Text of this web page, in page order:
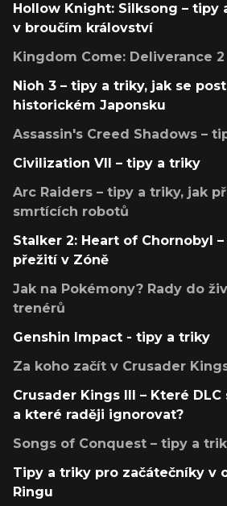
Hollow Knight: Silksong – tipy
v broučím království
Kingdom Come: Deliverance
Nioh 3 – tipy a triky, jak se
historickém Japonsku
Assassin's Creed Shadows –
Civilization VII – tipy a triky
Arc Raiders – tipy a triky, jak
smrtících robotů
Stalker 2: Heart of Chornobyl
přežití v Zóně
Jak na Pokémony? Rady do
trenérů
Genshin Impact - tipy a triky
Za koho začít v Crusader
Crusader Kings III – Které
a které raději ignorovat?
Songs of Conquest – tipy a
Tipy a triky pro začátečníky v
Ringu